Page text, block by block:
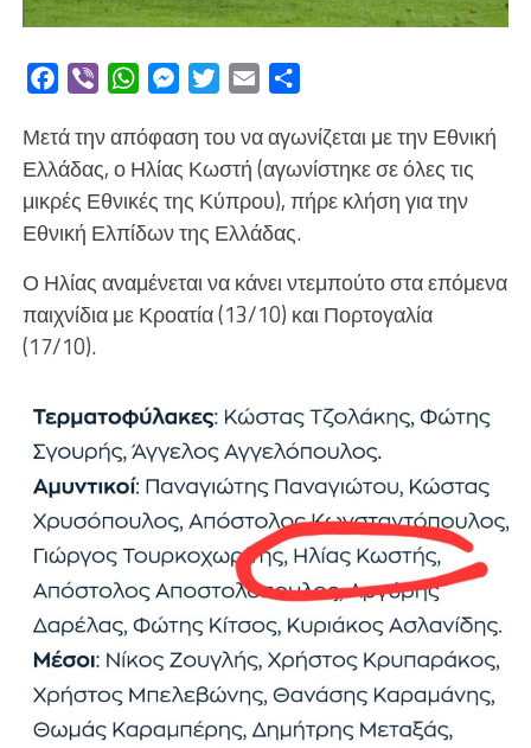
Facebook
Viber WhatsAppMessengerTwitterEmail
Μετά την απόφαση του να αγωνίζεται με την Εθνική
Ελλάδας, ο Ηλίας Κωστή (αγωνίστηκε σε όλες τις
μικρές Εθνικές της Κύπρου), πήρε κλήση για την
Εθνική Ελπίδων της Ελλάδας.
Ο Ηλίας αναμένεται να κάνει ντεμπούτο στα επόμενα
παιχνίδια με Κροατία (13/10) και Πορτογαλία
(17/10).